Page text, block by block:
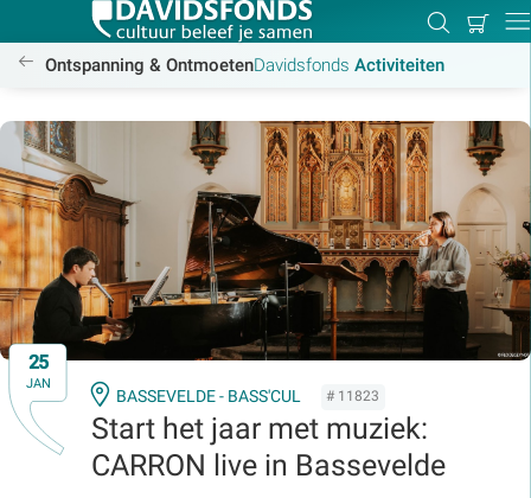
Zoeken
Mijn
/activiteiten
Ontspanning & OntmoetenDavidsfonds Activiteiten
25
JAN
BASSEVELDE - BASS'CUL # 11823
Start het jaar met muziek:
CARRON live in Bassevelde
Zoek:
Zoeken